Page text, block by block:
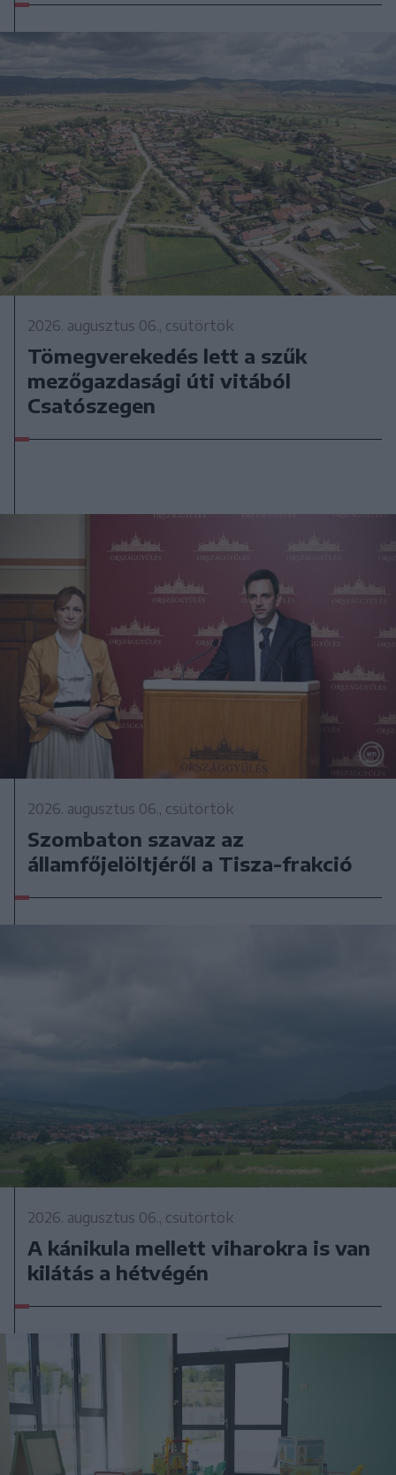
2026. augusztus 06., csütörtök
Tömegverekedés lett a szűk
mezőgazdasági úti vitából
Csatószegen
2026. augusztus 06., csütörtök
Szombaton szavaz az
államfőjelöltjéről a Tisza-frakció
2026. augusztus 06., csütörtök
A kánikula mellett viharokra is van
kilátás a hétvégén